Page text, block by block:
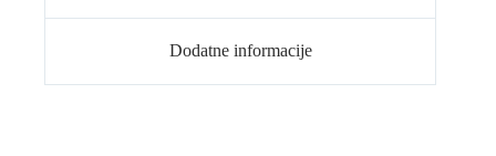
Dodatne informacije